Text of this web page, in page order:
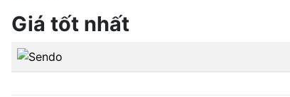
Giá tốt nhất